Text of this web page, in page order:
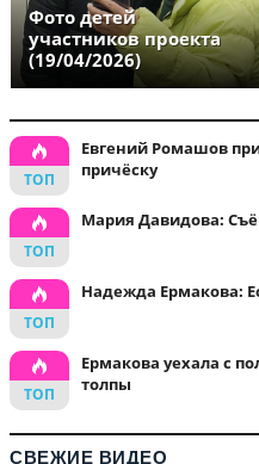
Фото детей
участников проекта
(19/04/2026)
Евгений Ромашов
причёску
Мария Давидова:
Надежда Ермакова:
Ермакова уехала с
толпы
СВЕЖИЕ ВИДЕО